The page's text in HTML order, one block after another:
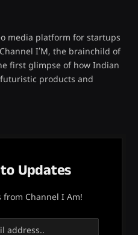
media platform for startups
I’M, the brainchild of
first glimpse of how Indian
products and
Updates
from Channel I Am!